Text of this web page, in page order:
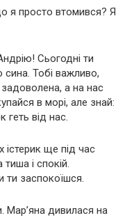
я просто втомився? Я
Сьогодні ти
Тобі важливо,
а на нас
в морі, але знай:
геть від нас.
ще під час
тиша і спокій.
ти заспокоїшся.
Мар’яна дивилася на